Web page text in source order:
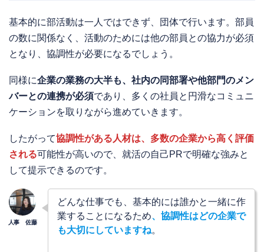
基本的に部活動は一人ではできず、団体で行います。部員
の数に関係なく、活動のためには他の部員との協力が必須
となり、協調性が必要になるでしょう。
同様に企業の業務の大半も、社内の同部署や他部門のメン
バーとの連携が必須であり、多くの社員と円滑なコミュニ
ケーションを取りながら進めていきます。
したがって協調性がある人材は、多数の企業から高く評価
される可能性が高いので、就活の自己PRで明確な強みと
して提示できるのです。
どんな仕事でも、基本的には誰かと一緒に作
業することになるため、協調性はどの企業で
も大切にしていますね。